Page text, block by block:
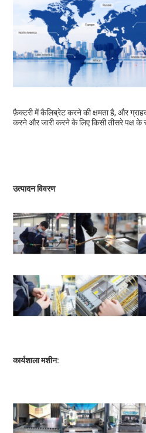
फ़ैक्टरी में कैलिब्रेट करने की क्षमता है, और
करने और जारी करने के लिए किसी तीसरे पक्ष के
उत्पादन विवरण
कार्यशाला मशीन: